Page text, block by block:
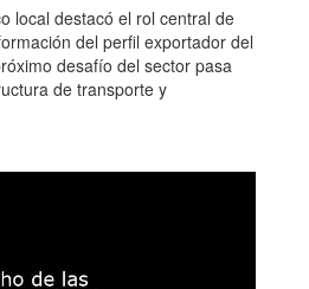
local destacó el rol central de
del perfil exportador del
desafío del sector pasa
de transporte y